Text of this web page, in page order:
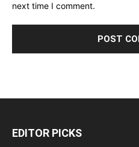
next time I comment.
EDITOR PICKS